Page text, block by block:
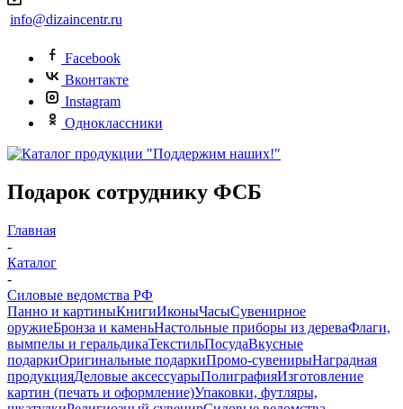
info@dizaincentr.ru
Facebook
Вконтакте
Instagram
Одноклассники
Подарок сотруднику ФСБ
Главная
-
Каталог
-
Силовые ведомства РФ
Панно и картиныКнигиИконыЧасыСувенирное
оружиеБронза и каменьНастольные приборы из дереваФлаги,
вымпелы и геральдикаТекстильПосудаВкусные
подаркиОригинальные подаркиПромо-сувенирыНаградная
продукцияДеловые аксессуарыПолиграфияИзготовление
картин (печать и оформление)Упаковки, футляры,